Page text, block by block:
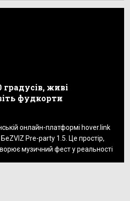
градусів, живі
фудкорти
онлайн-платформі hover.link
Pre-party 1.5. Це простір,
музичний фест у реальності